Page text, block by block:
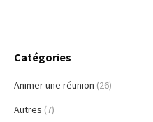
Catégories
Animer une réunion (26)
Autres (7)